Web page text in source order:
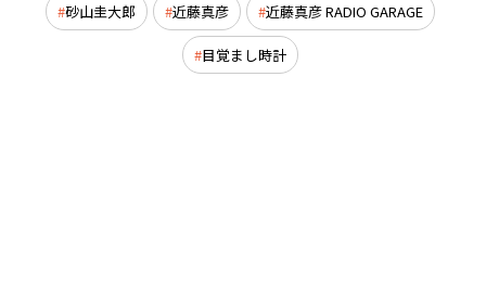
砂山圭大郎 近藤真彦 近藤真彦 RADIO GARAGE
目覚まし時計